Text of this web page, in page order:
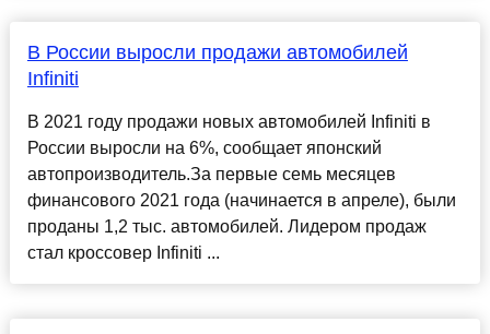
В России выросли продажи автомобилей
Infiniti
В 2021 году продажи новых автомобилей Infiniti в
России выросли на 6%, сообщает японский
автопроизводитель.За первые семь месяцев
финансового 2021 года (начинается в апреле), были
проданы 1,2 тыс. автомобилей. Лидером продаж
стал кроссовер Infiniti ...